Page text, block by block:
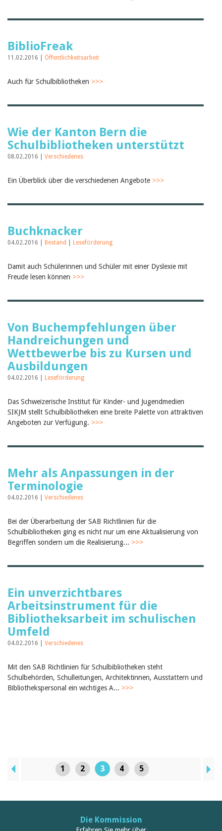
BiblioFreak
11.02.2016 | Öffentlichkeitsarbeit
Auch für Schulbibliotheken >>>
Wie der Kanton Bern die
Schulbibliotheken unterstützt
08.02.2016 | Verschiedenes
Ein Überblick über die verschiedenen Angebote >>>
Buchknacker
04.02.2016 | Bestand Leseförderung
Damit auch Schülerinnen und Schüler mit einer Dyslexie mit
Freude lesen können >>>
Von Buchempfehlungen über
Handreichungen und
Wettbewerbe bis zu Kursen und
Ausbildungen
04.02.2016 | Leseförderung
Das Schweizerische Institut für Kinder- und Jugendmedien
SIKJM stellt Schulbibliotheken eine breite Palette von attraktiven
Angeboten zur Verfügung. >>>
Mehr als Anpassungen in der
Terminologie
04.02.2016 | Verschiedenes
Bei der Überarbeitung der SAB Richtlinien für die
Schulbibliotheken ging es nicht nur um eine Aktualisierung von
Begriffen sondern um die Realisierung... >>>
Ein unverzichtbares
Arbeitsinstrument für die
Bibliotheksarbeit im schulischen
Umfeld
04.02.2016 | Verschiedenes
Mit den SAB Richtlinien für Schulbibliotheken steht
Schulbehörden, Schulleitungen, Architektinnen, Ausstattern und
Bibliothekspersonal ein wichtiges A... >>>
1 2 3 4 5
Die Kommission